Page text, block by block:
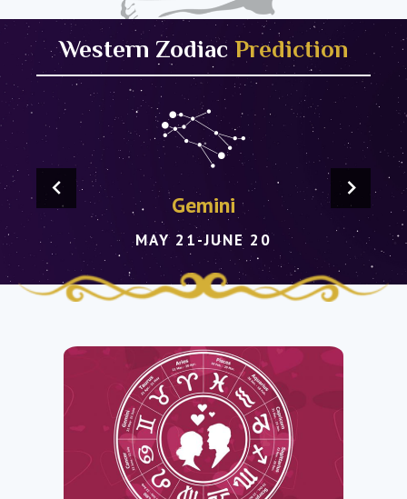
Western Zodiac Prediction
Gemini
MAY 21-JUNE 20